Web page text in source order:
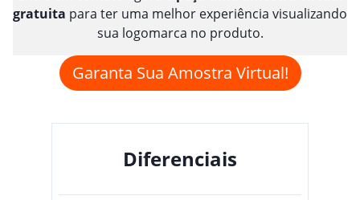
gratuita para ter uma melhor experiência visualizando
sua logomarca no produto.
Garanta Sua Amostra Virtual!
Diferenciais